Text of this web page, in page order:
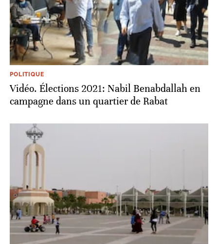
POLITIQUE
Vidéo. Élections 2021: Nabil Benabdallah en
campagne dans un quartier de Rabat